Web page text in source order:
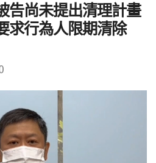
告尚未提出清理計畫
求行為人限期清除